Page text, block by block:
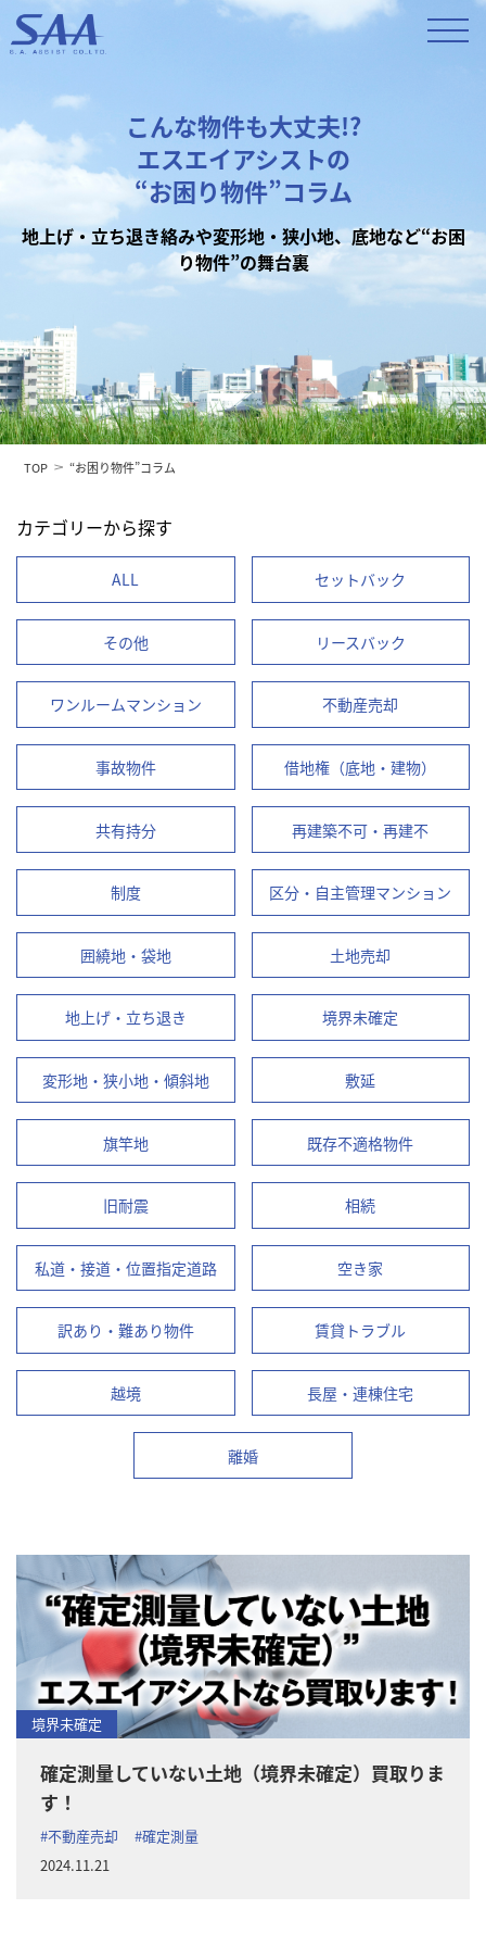
こんな物件も大丈夫!?
エスエイアシストの
“お困り物件”コラム
地上げ・立ち退き絡みや変形地・狭小地、底地など“お困
り物件”の舞台裏
TOP “お困り物件”コラム
カテゴリーから探す
ALL セットバック
その他 リースバック
ワンルームマンション 不動産売却
事故物件 借地権（底地・建物）
共有持分 再建築不可・再建不
制度 区分・自主管理マンション
囲繞地・袋地 土地売却
地上げ・立ち退き 境界未確定
変形地・狭小地・傾斜地 敷延
旗竿地 既存不適格物件
旧耐震 相続
私道・接道・位置指定道路 空き家
訳あり・難あり物件 賃貸トラブル
越境 長屋・連棟住宅
離婚
境界未確定
確定測量していない土地（境界未確定）買取りま
す！
#不動産売却
#確定測量
2024.11.21